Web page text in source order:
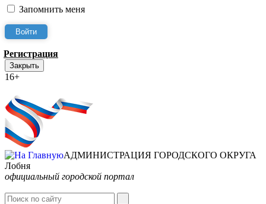
Запомнить меня
Регистрация
Закрыть
16+
АДМИНИСТРАЦИЯ ГОРОДСКОГО ОКРУГА
Лобня
официальный городской портал